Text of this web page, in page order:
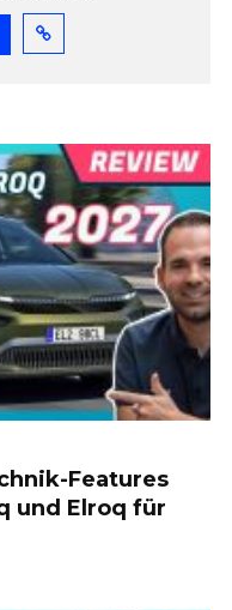
Features
und Elroq für